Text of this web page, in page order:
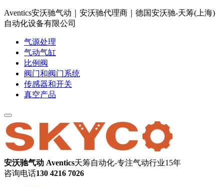
Aventics安沃驰气动｜安沃驰代理商｜德国安沃驰-天筹(上海)
自动化设备有限公司
气源处理
气动气缸
比例阀
阀门和阀门系统
传感器和开关
真空产品
安沃驰气动 Aventics天筹自动化-专注气动行业15年
咨询电话130 4216 7026